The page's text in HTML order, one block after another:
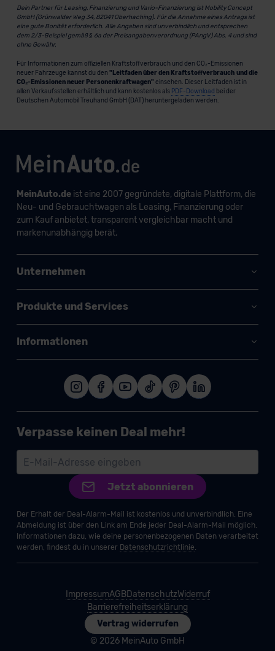
Dein Partner für Leasing, Finanzierung und Vario-Finanzierung ist Mobility Concept
GmbH (Grünwalder Weg 34, 82041 Oberhaching). Für die Annahme eines Antrags ist
eine gute Bonität erforderlich. Alle Angaben sind unverbindlich und entsprechen
dem 2/3-Beispiel gemäß § 6a der Preisangabenverordnung (PAngV) Abs. 4 und sind
ohne Gewähr.
Für Informationen zum offiziellen Kraftstoffverbrauch und den CO₂-Emissionen
neuer Fahrzeuge kannst du den "Leitfaden über den Kraftstoffverbrauch und die
CO₂-Emissionen neuer Personenkraftwagen" einsehen. Dieser Leitfaden ist in
allen Verkaufsstellen erhältlich und kann kostenlos als PDF-Download bei der
Deutschen Automobil Treuhand GmbH (DAT) heruntergeladen werden.
MeinAuto.deist eine 2007 gegründete, digitale Plattform, die
Neu- und Gebrauchtwagen als Leasing, Finanzierung oder
zum Kauf anbietet, transparent vergleichbar macht und
markenunabhängig berät.
Unternehmen
Produkte und Services
Informationen
Verpasse keinen Deal mehr!
Jetzt abonnieren
Der Erhalt der Deal-Alarm-Mail ist kostenlos und unverbindlich. Eine
Abmeldung ist über den Link am Ende jeder Deal-Alarm-Mail möglich.
Informationen dazu, wie deine personenbezogenen Daten verarbeitet
werden, findest du in unserer Datenschutzrichtlinie.
ImpressumAGBDatenschutzWiderruf
Barrierefreiheitserklärung
Vertrag widerrufen
© 2026 MeinAuto GmbH